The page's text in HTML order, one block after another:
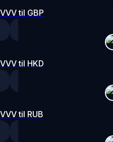
VVV til GBP
VVV til HKD
VVV til RUB